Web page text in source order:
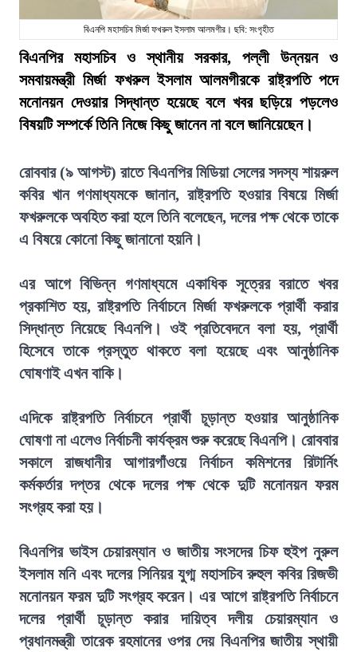
বিএনপি মহাসচিব মির্জা ফখরুল ইসলাম আলমগীর। ছবি: সংগৃহীত
বিএনপির মহাসচিব ও স্থানীয় সরকার, পল্লী উন্নয়ন ও
সমবায়মন্ত্রী মির্জা ফখরুল ইসলাম আলমগীরকে রাষ্ট্রপতি পদে
মনোনয়ন দেওয়ার সিদ্ধান্ত হয়েছে বলে খবর ছড়িয়ে পড়লেও
বিষয়টি সম্পর্কে তিনি নিজে কিছু জানেন না বলে জানিয়েছেন।
রোববার (৯ আগস্ট) রাতে বিএনপির মিডিয়া সেলের সদস্য শায়রুল
কবির খান গণমাধ্যমকে জানান, রাষ্ট্রপতি হওয়ার বিষয়ে মির্জা
ফখরুলকে অবহিত করা হলে তিনি বলেছেন, দলের পক্ষ থেকে তাকে
এ বিষয়ে কোনো কিছু জানানো হয়নি।
এর আগে বিভিন্ন গণমাধ্যমে একাধিক সূত্রের বরাতে খবর
প্রকাশিত হয়, রাষ্ট্রপতি নির্বাচনে মির্জা ফখরুলকে প্রার্থী করার
সিদ্ধান্ত নিয়েছে বিএনপি। ওই প্রতিবেদনে বলা হয়, প্রার্থী
হিসেবে তাকে প্রস্তুত থাকতে বলা হয়েছে এবং আনুষ্ঠানিক
ঘোষণাই এখন বাকি।
এদিকে রাষ্ট্রপতি নির্বাচনে প্রার্থী চূড়ান্ত হওয়ার আনুষ্ঠানিক
ঘোষণা না এলেও নির্বাচনী কার্যক্রম শুরু করেছে বিএনপি। রোববার
সকালে রাজধানীর আগারগাঁওয়ে নির্বাচন কমিশনের রিটার্নিং
কর্মকর্তার দপ্তর থেকে দলের পক্ষ থেকে দুটি মনোনয়ন ফরম
সংগ্রহ করা হয়।
বিএনপির ভাইস চেয়ারম্যান ও জাতীয় সংসদের চিফ হুইপ নুরুল
ইসলাম মনি এবং দলের সিনিয়র যুগ্ম মহাসচিব রুহুল কবির রিজভী
মনোনয়ন ফরম দুটি সংগ্রহ করেন। এর আগে রাষ্ট্রপতি নির্বাচনে
দলের প্রার্থী চূড়ান্ত করার দায়িত্ব দলীয় চেয়ারম্যান ও
প্রধানমন্ত্রী তারেক রহমানের ওপর দেয় বিএনপির জাতীয় স্থায়ী